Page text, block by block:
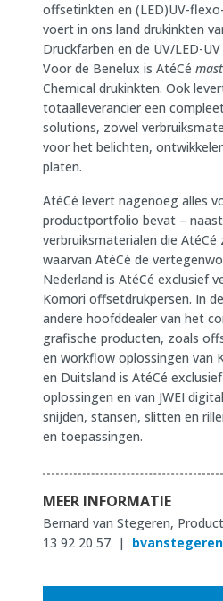
offsetinkten en (LED)UV-
voert in ons land drukinkten
Druckfarben en de UV/LED-
Voor de Benelux is AtéCé
Chemical drukinkten. Ook
totaalleverancier een
solutions, zowel
voor het belichten,
platen.
AtéCé levert nagenoeg alles
productportfolio bevat –
verbruiksmaterialen die
waarvan AtéCé de
Nederland is AtéCé exclusief
Komori offsetdrukpersen. In
andere hoofddealer van het
grafische producten, zoals
en workflow oplossingen van
en Duitsland is AtéCé
oplossingen en van JWEI
snijden, stansen, slitten en
en toepassingen.
MEER INFORMATIE
Bernard van Stegeren,
13 92 20 57 |